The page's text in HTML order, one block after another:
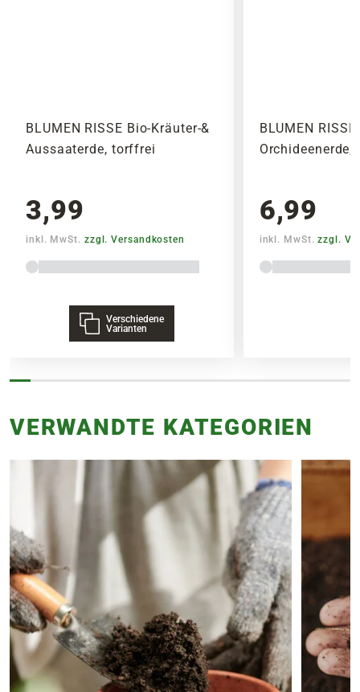
BLUMEN RISSE Bio-Kräuter-&
Aussaaterde, torffrei
3,99
inkl. MwSt. zzgl. Versandkosten
Verschiedene
Varianten
BLUMEN
6,99
inkl. MwSt.zzgl.
VERWANDTE KATEGORIEN